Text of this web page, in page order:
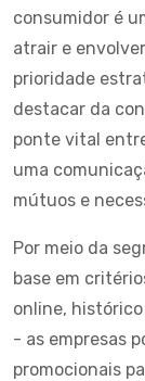
consumidor é
atrair e
prioridade
destacar da
ponte vital
uma
mútuos e
Por meio da
base em
online,
- as empresas
promocionais